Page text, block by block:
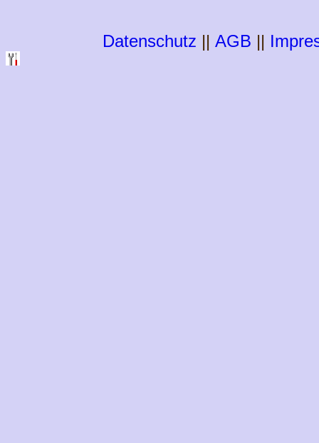
Datenschutz || AGB ||